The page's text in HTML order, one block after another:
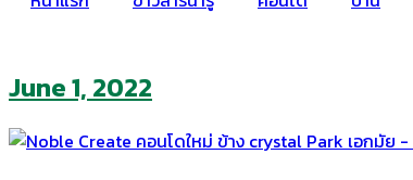
June 1, 2022